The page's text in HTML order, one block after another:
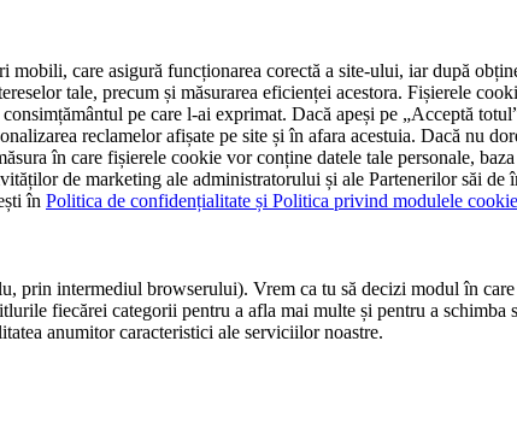
care asigură funcționarea corectă a site-ului, iar după
tale, precum și măsurarea eficienței acestora. Fișierele
pe care l-ai exprimat. Dacă apeși pe „Acceptă
reclamelor afișate pe site și în afara acestuia. Dacă nu
în care fișierele cookie vor conține datele tale personale,
de marketing ale administratorului și ale Partenerilor săi de
în Politica de confidențialitate și Politica privind modulele
prin intermediul browserului). Vrem ca tu să decizi modul în
fiecărei categorii pentru a afla mai multe și pentru a schimba
anumitor caracteristici ale serviciilor noastre.